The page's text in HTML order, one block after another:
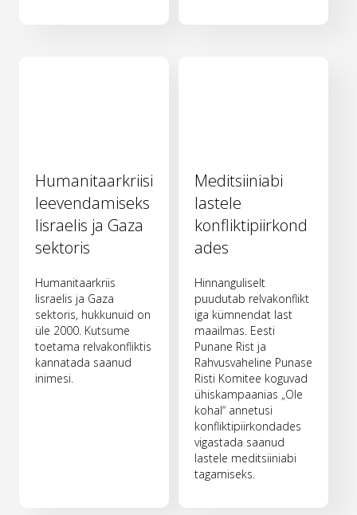
Humanitaarkriisi
leevendamiseks
Iisraelis ja Gaza
sektoris
Humanitaarkriis
Iisraelis ja Gaza
sektoris, hukkunuid on
üle 2000. Kutsume
toetama relvakonfliktis
kannatada saanud
inimesi.
Meditsiiniabi
lastele
konfliktipiirkond
ades
Hinnanguliselt
puudutab relvakonflikt
iga kümnendat last
maailmas. Eesti
Punane Rist ja
Rahvusvaheline Punase
Risti Komitee koguvad
ühiskampaanias „Ole
kohal“ annetusi
konfliktipiirkondades
vigastada saanud
lastele meditsiiniabi
tagamiseks.